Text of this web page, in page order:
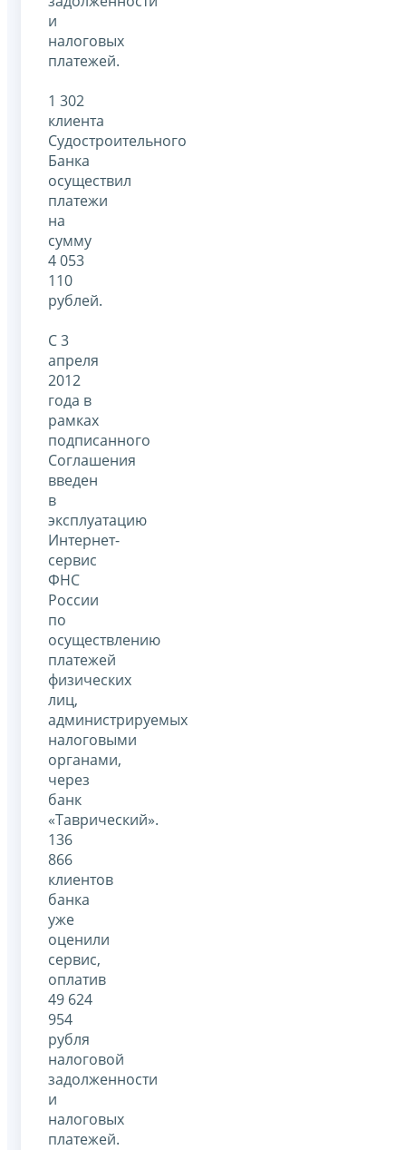
и
налоговых
платежей.
1 302
клиента
Судостроительного
Банка
осуществил
платежи
на
сумму
4 053
110
рублей.
С 3
апреля
2012
года в
рамках
подписанного
Соглашения
введен
в
эксплуатацию
Интернет-
сервис
ФНС
России
по
осуществлению
платежей
физических
лиц,
администрируемых
налоговыми
органами,
через
банк
«Таврический».
136
866
клиентов
банка
уже
оценили
сервис,
оплатив
49 624
954
рубля
налоговой
задолженности
и
налоговых
платежей.